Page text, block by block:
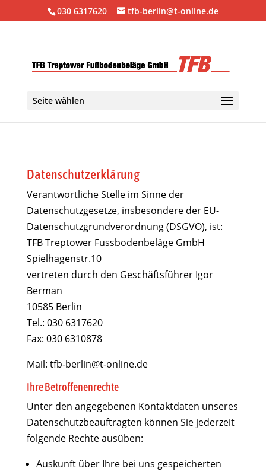
030 6317620 tfb-berlin@t-online.de
Seite wählen
Datenschutzerklärung
Verantwortliche Stelle im Sinne der
Datenschutzgesetze, insbesondere der EU-
Datenschutzgrundverordnung (DSGVO), ist:
TFB Treptower Fussbodenbeläge GmbH
Spielhagenstr.10
vertreten durch den Geschäftsführer Igor
Berman
10585 Berlin
Tel.: 030 6317620
Fax: 030 6310878
Mail: tfb-berlin@t-online.de
Ihre Betroffenenrechte
Unter den angegebenen Kontaktdaten unseres
Datenschutzbeauftragten können Sie jederzeit
folgende Rechte ausüben:
Auskunft über Ihre bei uns gespeicherten